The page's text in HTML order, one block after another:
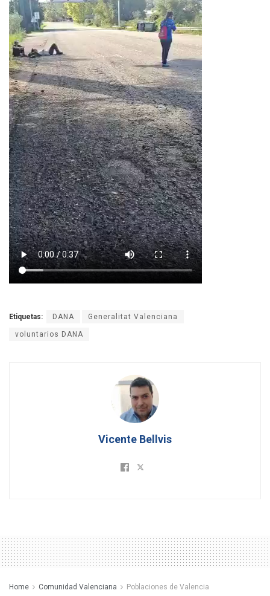
Etiquetas: DANA Generalitat Valenciana
voluntarios DANA
Vicente Bellvis
Home Comunidad Valenciana Poblaciones de Valencia